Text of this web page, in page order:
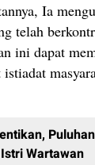
Ia
telah
ini dapat
istiadat
Wartawan